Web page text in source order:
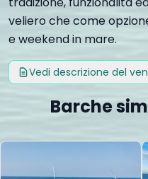
veliero che come
e weekend in mare.
Vedi descrizione del
Barche